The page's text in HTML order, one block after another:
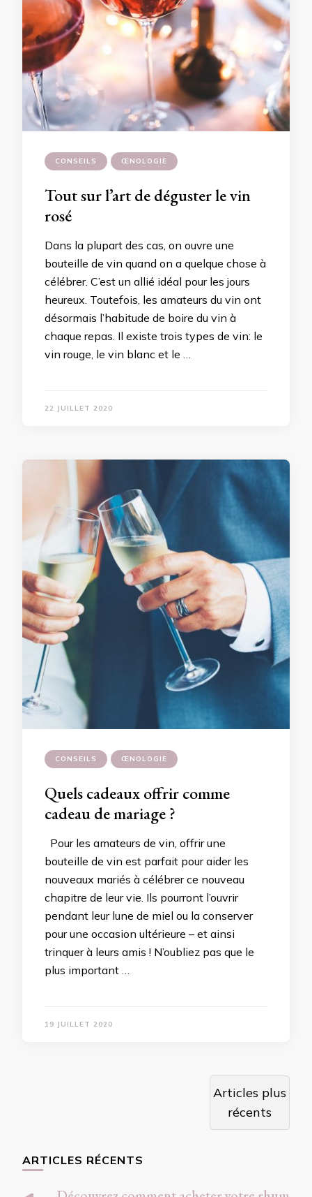
CONSEILS ŒNOLOGIE
Tout sur l’art de déguster le vin
rosé
Dans la plupart des cas, on ouvre une
bouteille de vin quand on a quelque chose à
célébrer. C’est un allié idéal pour les jours
heureux. Toutefois, les amateurs du vin ont
désormais l’habitude de boire du vin à
chaque repas. Il existe trois types de vin: le
vin rouge, le vin blanc et le …
22 JUILLET 2020
CONSEILS ŒNOLOGIE
Quels cadeaux offrir comme
cadeau de mariage ?
Pour les amateurs de vin, offrir une
bouteille de vin est parfait pour aider les
nouveaux mariés à célébrer ce nouveau
chapitre de leur vie. Ils pourront l’ouvrir
pendant leur lune de miel ou la conserver
pour une occasion ultérieure – et ainsi
trinquer à leurs amis ! N’oubliez pas que le
plus important …
19 JUILLET 2020
Articles plus
récents
ARTICLES RÉCENTS